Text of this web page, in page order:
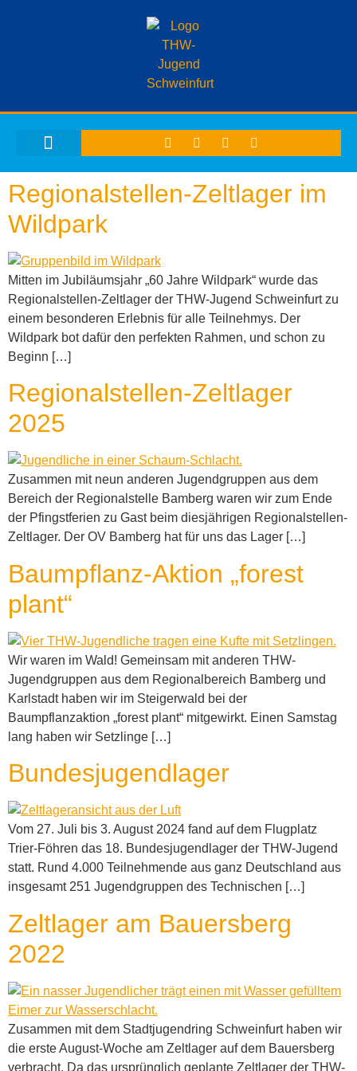
Regionalstellen-Zeltlager im
Wildpark
Mitten im Jubiläumsjahr „60 Jahre Wildpark“ wurde das
Regionalstellen-Zeltlager der THW-Jugend Schweinfurt zu
einem besonderen Erlebnis für alle Teilnehmys. Der
Wildpark bot dafür den perfekten Rahmen, und schon zu
Beginn […]
Regionalstellen-Zeltlager
2025
Zusammen mit neun anderen Jugendgruppen aus dem
Bereich der Regionalstelle Bamberg waren wir zum Ende
der Pfingstferien zu Gast beim diesjährigen Regionalstellen-
Zeltlager. Der OV Bamberg hat für uns das Lager […]
Baumpflanz-Aktion „forest
plant“
Wir waren im Wald! Gemeinsam mit anderen THW-
Jugendgruppen aus dem Regionalbereich Bamberg und
Karlstadt haben wir im Steigerwald bei der
Baumpflanzaktion „forest plant“ mitgewirkt. Einen Samstag
lang haben wir Setzlinge […]
Bundesjugendlager
Vom 27. Juli bis 3. August 2024 fand auf dem Flugplatz
Trier-Föhren das 18. Bundesjugendlager der THW-Jugend
statt. Rund 4.000 Teilnehmende aus ganz Deutschland aus
insgesamt 251 Jugendgruppen des Technischen […]
Zeltlager am Bauersberg
2022
Zusammen mit dem Stadtjugendring Schweinfurt haben wir
die erste August-Woche am Zeltlager auf dem Bauersberg
verbracht. Da das ursprünglich geplante Zeltlager der THW-